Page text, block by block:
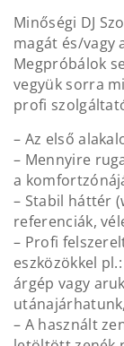
Minőségi DJ
magát és/vagy
Megpróbálok
vegyük sorra
profi
– Az első
– Mennyire
a
– Stabil háttér
referenciák,
– Profi
eszközökkel
árgép vagy
– A használt